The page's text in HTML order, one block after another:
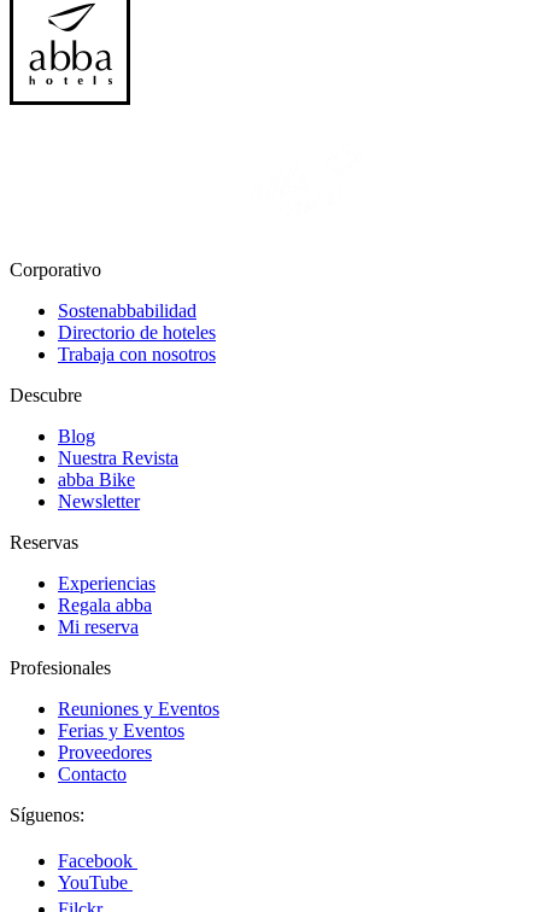
Corporativo
Sostenabbabilidad
Directorio de hoteles
Trabaja con nosotros
Descubre
Blog
Nuestra Revista
abba Bike
Newsletter
Reservas
Experiencias
Regala abba
Mi reserva
Profesionales
Reuniones y Eventos
Ferias y Eventos
Proveedores
Contacto
Síguenos:
Facebook
YouTube